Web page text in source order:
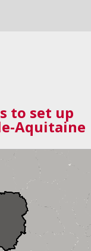
to set up
Aquitaine